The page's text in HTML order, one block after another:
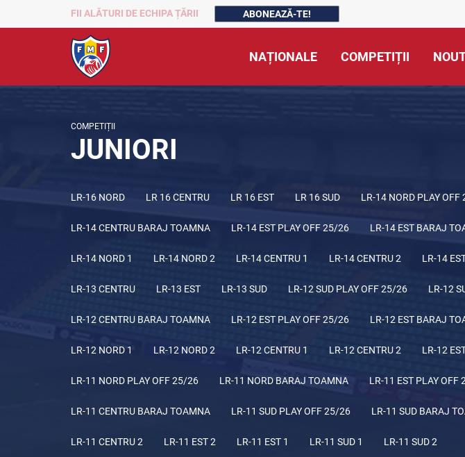
FII ALĂTURI DE ECHIPA ȚĂRII ABONEAZĂ-TE!
NAȚIONALE COMPETIȚII
COMPETIȚII
JUNIORI
LR-16 NORD LR 16 CENTRU LR 16 EST LR 16 SUD LR-14 NORD PLAY
LR-14 CENTRU BARAJ TOAMNA LR-14 EST PLAY OFF 25/26 LR-14 EST BARAJ
LR-14 NORD 1 LR-14 NORD 2 LR-14 CENTRU 1 LR-14 CENTRU 2 LR-14
LR-13 CENTRU LR-13 EST LR-13 SUD LR-12 SUD PLAY OFF 25/26 LR-12
LR-12 CENTRU BARAJ TOAMNA LR-12 EST PLAY OFF 25/26 LR-12 EST BARAJ
LR-12 NORD 1 LR-12 NORD 2 LR-12 CENTRU 1 LR-12 CENTRU 2 LR-12
LR-11 NORD PLAY OFF 25/26 LR-11 NORD BARAJ TOAMNA LR-11 EST PLAY OFF
LR-11 CENTRU BARAJ TOAMNA LR-11 SUD PLAY OFF 25/26 LR-11 SUD BARAJ
LR-11 CENTRU 2 LR-11 EST 2 LR-11 EST 1 LR-11 SUD 1 LR-11 SUD 2